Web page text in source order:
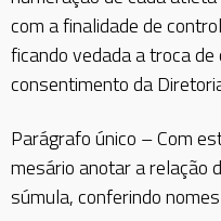
com a finalidade de
ficando vedada a troca
consentimento da
Parágrafo único – Com
mesário anotar a relação
súmula, conferindo